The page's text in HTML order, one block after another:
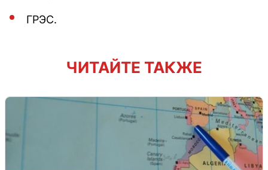
ГРЭС.
ЧИТАЙТЕ ТАКЖЕ